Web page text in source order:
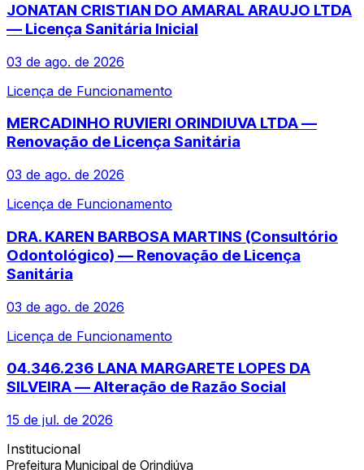
JONATAN CRISTIAN DO AMARAL ARAUJO LTDA
— Licença Sanitária Inicial
03 de ago. de 2026
Licença de Funcionamento
MERCADINHO RUVIERI ORINDIUVA LTDA —
Renovação de Licença Sanitária
03 de ago. de 2026
Licença de Funcionamento
DRA. KAREN BARBOSA MARTINS (Consultório
Odontológico) — Renovação de Licença
Sanitária
03 de ago. de 2026
Licença de Funcionamento
04.346.236 LANA MARGARETE LOPES DA
SILVEIRA — Alteração de Razão Social
15 de jul. de 2026
Institucional
Prefeitura Municipal de Orindiúva